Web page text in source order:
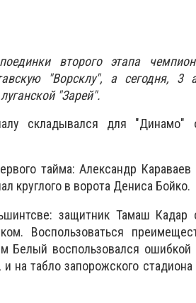
второго этапа
"Ворсклу", а сегодня, 3
"Зарей".
складывался для "Динамо"
тайма: Александр Караваев
круглого в ворота Дениса Бойко.
защитник Тамаш Кадар
Воспользоваться
Белый воспользовался ошибкой
на табло запорожского